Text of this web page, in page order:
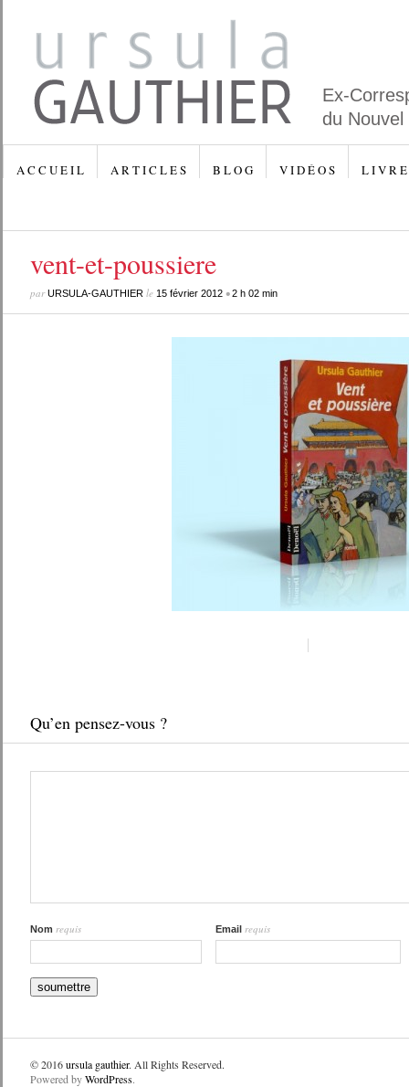
Ex-
du
A C C U E I L A R T I C L E S B L O G V I D É O S L I V R E
vent-et-poussiere
parURSULA-GAUTHIERle 15 février 2012•2 h 02 min
Qu’en pensez-vous ?
Nom requis Email requis
© 2016ursula gauthier. All Rights Reserved.
Powered byWordPress.